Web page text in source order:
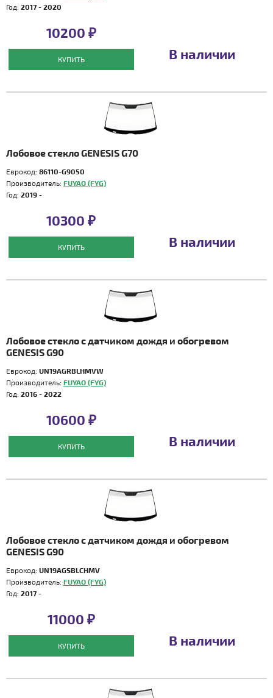
Год: 2017 - 2020
10200 ₽
КУПИТЬ В наличии
Лобовое стекло GENESIS G70
Еврокод: 86110-G9050
Производитель: FUYAO (FYG)
Год: 2019 -
10300 ₽
КУПИТЬ В наличии
Лобовое стекло с датчиком дождя и обогревом
GENESIS G90
Еврокод: UN19AGRBLHMVW
Производитель: FUYAO (FYG)
Год: 2016 - 2022
10600 ₽
КУПИТЬ В наличии
Лобовое стекло с датчиком дождя и обогревом
GENESIS G90
Еврокод: UN19AGSBLCHMV
Производитель: FUYAO (FYG)
Год: 2017 -
11000 ₽
КУПИТЬ В наличии